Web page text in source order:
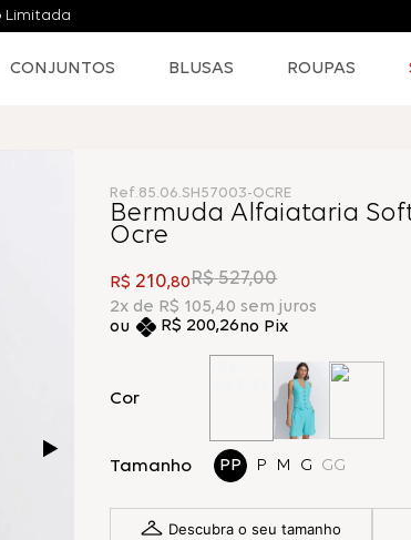
CONJUNTOS BLUSAS ROUPAS
Ref.85.06.SH57003-OCRE
Bermuda Alfaiataria
Ocre
R$ 210,80R$ 527,00
2x de R$ 105,40 sem juros
R$ 200,26no Pix
Cor
Tamanho PP P M G GG
Descubra o seu tamanho